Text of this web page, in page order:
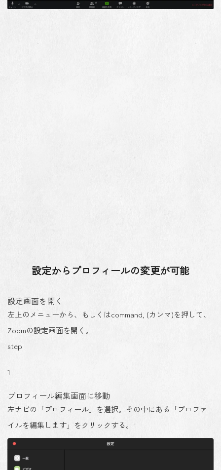
設定からプロフィールの変更が可能
設定画面を開く
左上のメニューから、もしくはcommand , (カンマ)を押して、
Zoomの設定画面を開く。
step
1
プロフィール編集画面に移動
左ナビの「プロフィール」を選択。その中にある「プロファ
イルを編集します」をクリックする。